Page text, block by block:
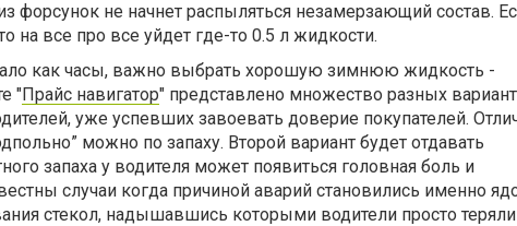
форсунок не начнет распыляться незамерзающий состав.
на все про все уйдет где-то 0.5 л жидкости.
как часы, важно выбрать хорошую зимнюю жидкость -
"Прайс навигатор" представлено множество разных
уже успевших завоевать доверие покупателей.
можно по запаху. Второй вариант будет отдавать
запаха у водителя может появиться головная боль и
случаи когда причиной аварий становились именно
стекол, надышавшись которыми водители просто теряли